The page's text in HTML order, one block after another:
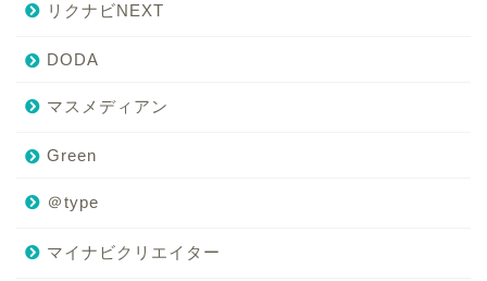
リクナビNEXT
DODA
マスメディアン
Green
＠type
マイナビクリエイター